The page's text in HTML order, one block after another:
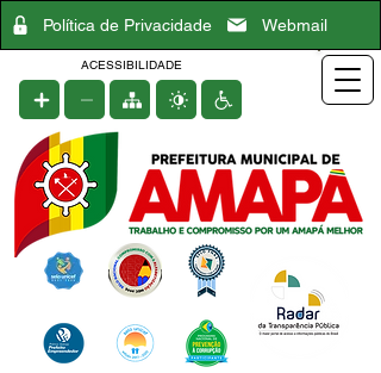
Política de Privacidade Webmail
ACESSIBILIDADE